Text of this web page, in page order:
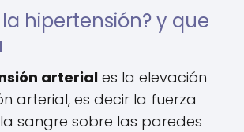
hipertensión? y que
arterial es la elevación
arterial, es decir la fuerza
sangre sobre las paredes